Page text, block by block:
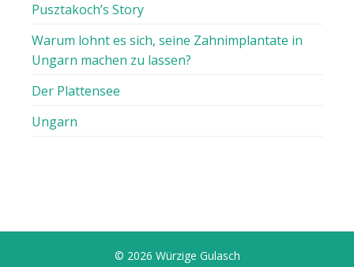
Pusztakoch’s Story
Warum lohnt es sich, seine Zahnimplantate in
Ungarn machen zu lassen?
Der Plattensee
Ungarn
© 2026 Würzige Gulasch